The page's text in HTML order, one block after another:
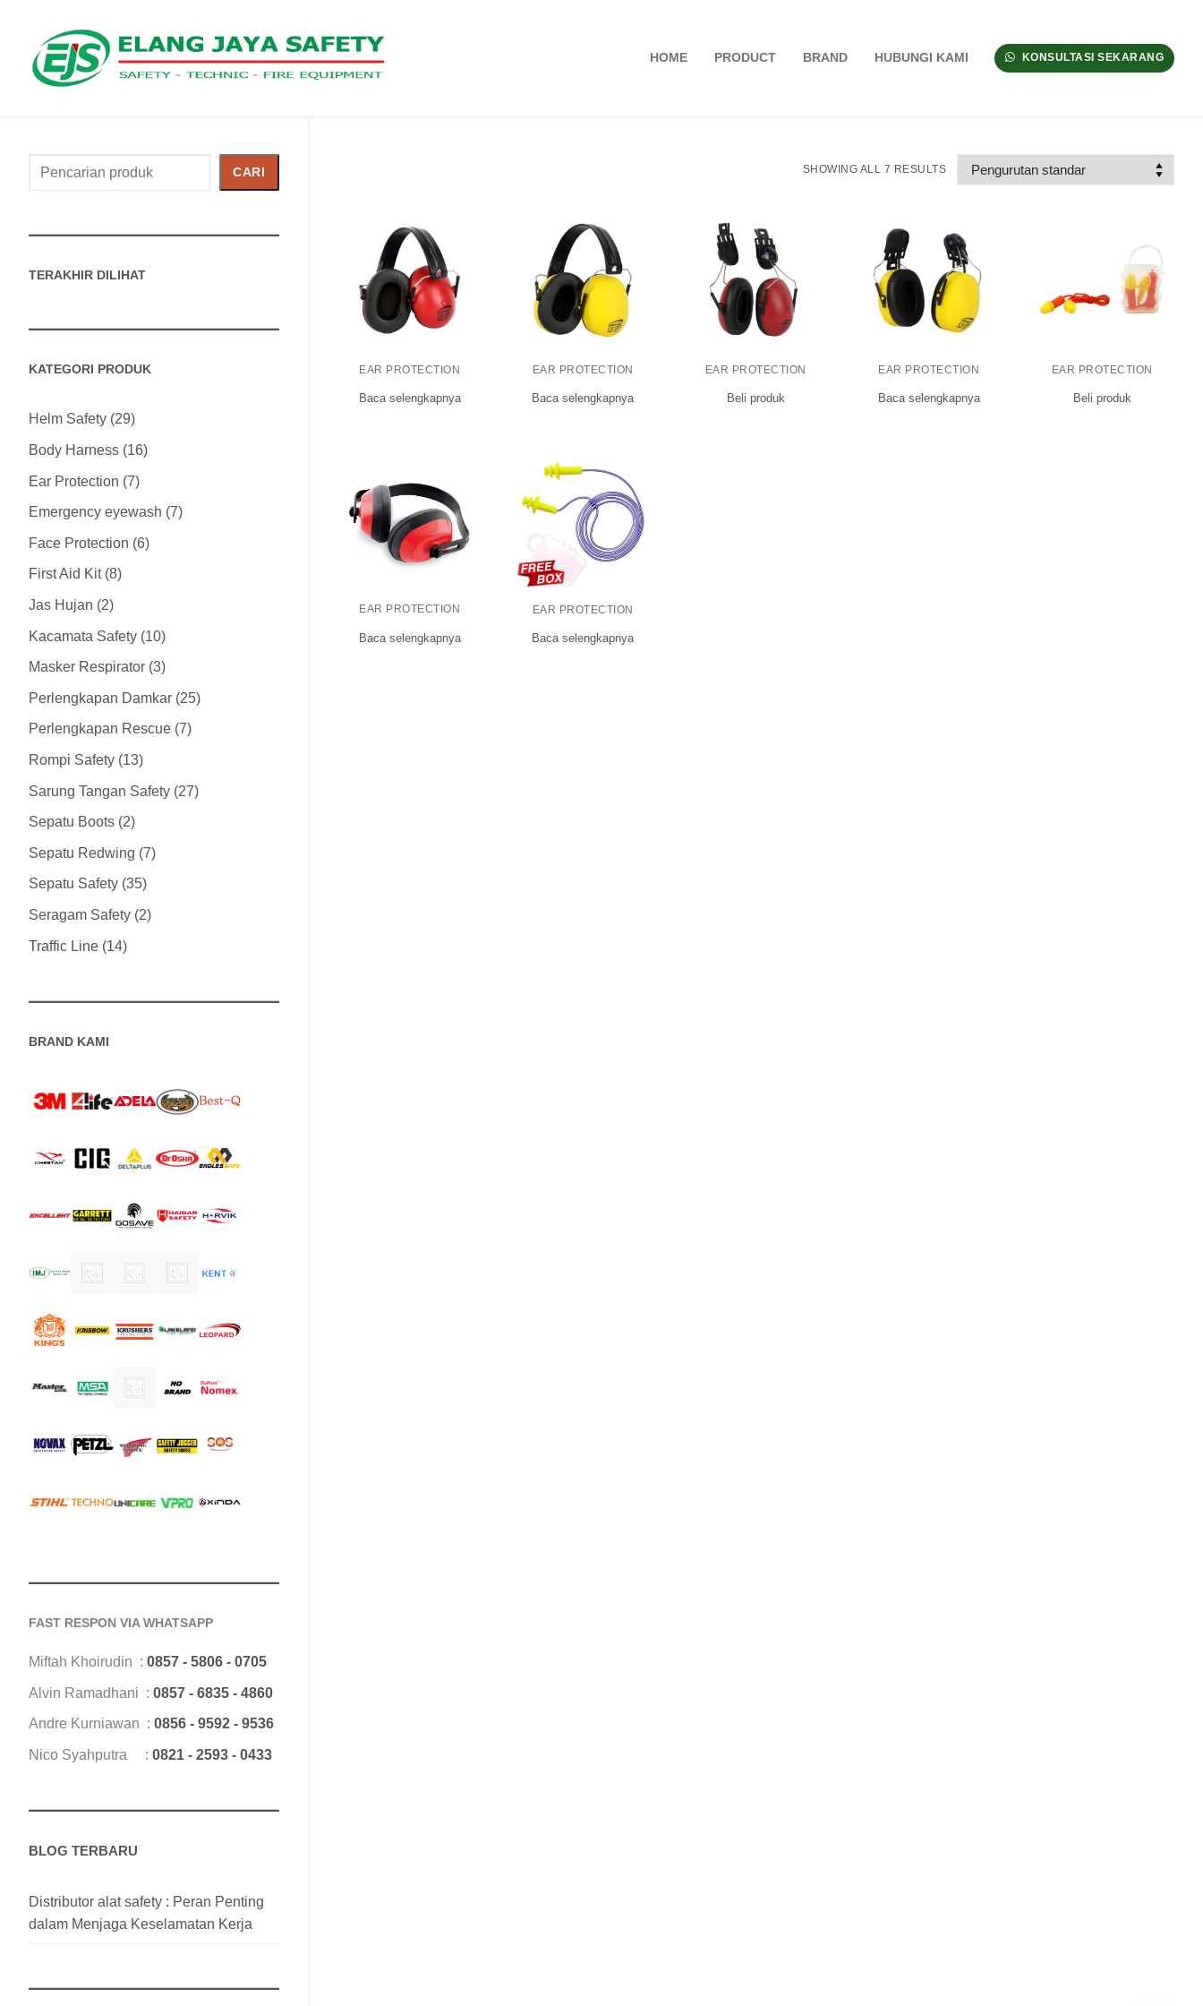
HOME PRODUCT BRAND HUBUNGI KAMI KONSULTASI SEKARANG
SHOWING ALL 7 RESULTS
EAR PROTECTION
Baca selengkapnya
EAR PROTECTION
Baca selengkapnya
EAR PROTECTION
Beli produk
EAR PROTECTION
Baca selengkapnya
EAR PROTECTION
Beli produk
EAR PROTECTION
Baca selengkapnya
EAR PROTECTION
Baca selengkapnya
Cari
Produk
CARI
TERAKHIR DILIHAT
KATEGORI PRODUK
Helm Safety 29
Body Harness 16
Ear Protection 7
Emergency eyewash 7
Face Protection 6
First Aid Kit 8
Jas Hujan 2
Kacamata Safety 10
Masker Respirator 3
Perlengkapan Damkar 25
Perlengkapan Rescue 7
Rompi Safety 13
Sarung Tangan Safety 27
Sepatu Boots 2
Sepatu Redwing 7
Sepatu Safety 35
Seragam Safety 2
Traffic Line 14
BRAND KAMI
FAST RESPON VIA WHATSAPP
Miftah Khoirudin : 0857 - 5806 - 0705
Alvin Ramadhani : 0857 - 6835 - 4860
Andre Kurniawan : 0856 - 9592 - 9536
Nico Syahputra : 0821 - 2593 - 0433
BLOG TERBARU
Distributor alat safety : Peran Penting
dalam Menjaga Keselamatan Kerja